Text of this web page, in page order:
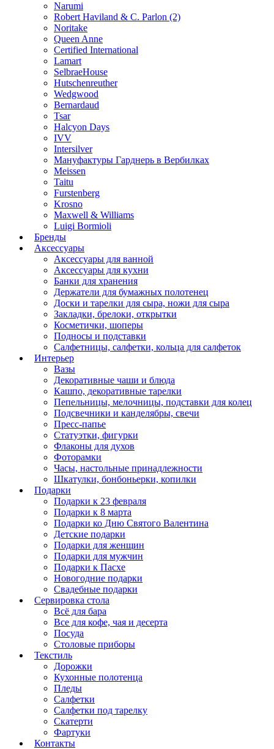
Narumi
Robert Haviland & C. Parlon (2)
Noritakе
Queen Anne
Certified International
Lamart
SelbraeHouse
Hutschenreuther
Wedgwood
Bernardaud
Tsar
Halcyon Days
IVV
Intersilver
Мануфактуры Гарднерь в Вербилках
Meissen
Taitu
Furstenberg
Krosno
Maxwell & Williams
Luigi Bormioli
Бренды
Аксессуары
Аксессуары для ванной
Аксессуары для кухни
Банки для хранения
Держатели для бумажных полотенец
Доски и тарелки для сыра, ножи для сыра
Закладки, брелоки, открытки
Косметички, шоперы
Подносы и подставки
Салфетницы, салфетки, кольца для салфеток
Интерьер
Вазы
Декоративные чаши и блюда
Кашпо, декоративные тарелки
Пепельницы, мелочницы, подставки для колец
Подсвечники и канделябры, свечи
Пресс-папье
Статуэтки, фигурки
Флаконы для духов
Фоторамки
Часы, настольные принадлежности
Шкатулки, бонбоньерки, копилки
Подарки
Подарки к 23 февраля
Подарки к 8 марта
Подарки ко Дню Святого Валентина
Детские подарки
Подарки для женщин
Подарки для мужчин
Подарки к Пасхе
Новогодние подарки
Свадебные подарки
Сервировка стола
Всё для бара
Все для кофе, чая и десерта
Посуда
Столовые приборы
Текстиль
Дорожки
Кухонные полотенца
Пледы
Салфетки
Салфетки под тарелку
Скатерти
Фартуки
Контакты